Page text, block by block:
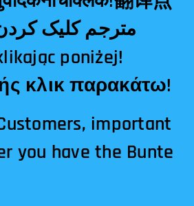
κλικ παρακάτω!
important
you have the Bunte